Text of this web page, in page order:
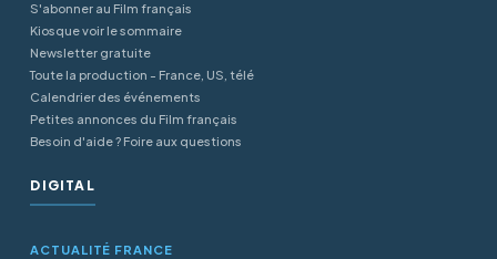
S'abonner au Film français
Kiosque voir le sommaire
Newsletter gratuite
Toute la production - France, US, télé
Calendrier des événements
Petites annonces du Film français
Besoin d'aide ? Foire aux questions
DIGITAL
ACTUALITÉ FRANCE